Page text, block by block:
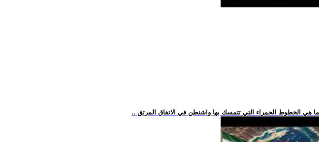
.. ما هي الخطوط الحمراء التي تتمسك بها واشنطن في الاتفاق المرتق